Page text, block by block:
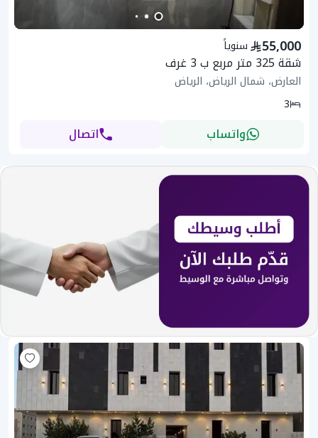
سنوياً 55,000
شقة 325 متر مربع ب 3 غرف
العارض، شمال الرياض، الرياض
3
واتساب اتصال